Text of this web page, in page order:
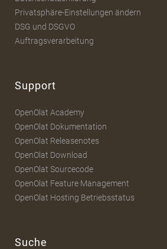
Privatsphäre-Einstellungen ändern
DSG und DSGVO
Auftragsverarbeitung
Support
OpenOlat Academy
OpenOlat Dokumentation
OpenOlat Releasenotes
OpenOlat Download
OpenOlat Sourcecode
OpenOlat Feature Management
OpenOlat Hosting Betriebsstatus
Suche